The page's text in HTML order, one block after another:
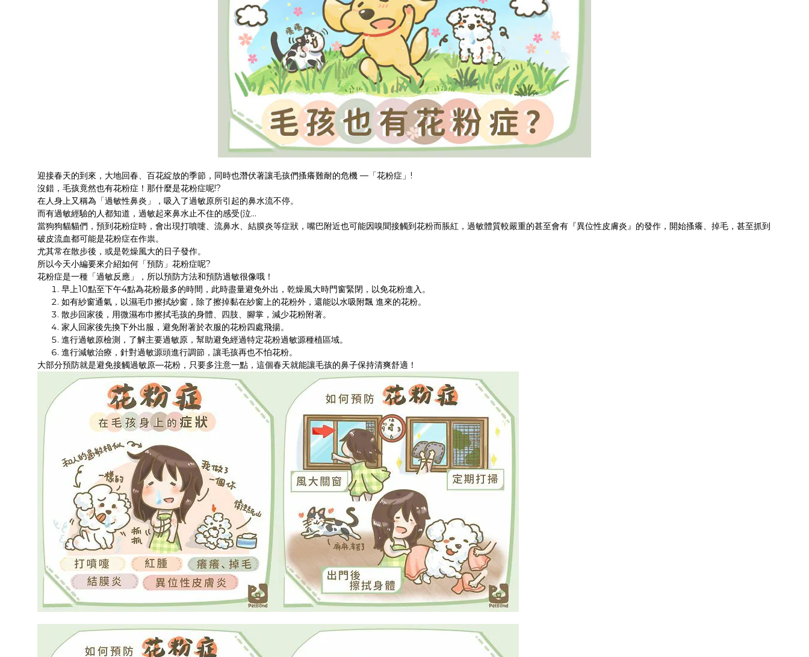
迎接春天的到來，大地回春、百花綻放的季節，同時也潛伏著讓毛孩們搔癢難耐的危機 —「花粉症」!
沒錯，毛孩竟然也有花粉症！那什麼是花粉症呢!?
在人身上又稱為「過敏性鼻炎」，吸入了過敏原所引起的鼻水流不停。
而有過敏經驗的人都知道，過敏起來鼻水止不住的感受(泣…
當狗狗貓貓們，預到花粉症時，會出現打噴嚏、流鼻水、結膜炎等症狀，嘴巴附近也可能因嗅聞接觸到花粉而脹紅，過敏體質較嚴重的甚至會有『異位性皮膚炎』的發作，開始搔癢、掉毛，甚至抓到
破皮流血都可能是花粉症在作祟。
尤其常在散步後，或是乾燥風大的日子發作。
所以今天小編要來介紹如何「預防」花粉症呢?
花粉症是一種「過敏反應」，所以預防方法和預防過敏很像哦！
早上10點至下午4點為花粉最多的時間，此時盡量避免外出，乾燥風大時門窗緊閉，以免花粉進入。
如有紗窗通氣，以濕毛巾擦拭紗窗，除了擦掉黏在紗窗上的花粉外，還能以水吸附飄 進來的花粉。
散步回家後，用微濕布巾擦拭毛孩的身體、四肢、腳掌，減少花粉附著。
家人回家後先換下外出服，避免附著於衣服的花粉四處飛揚。
進行過敏原檢測，了解主要過敏原，幫助避免經過特定花粉過敏源種植區域。
進行減敏治療，針對過敏源頭進行調節，讓毛孩再也不怕花粉。
大部分預防就是避免接觸過敏原—花粉，只要多注意一點，這個春天就能讓毛孩的鼻子保持清爽舒適！